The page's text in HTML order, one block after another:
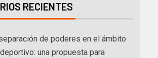
RECIENTES
de poderes en el ámbito
una propuesta para